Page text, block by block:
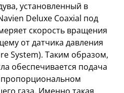
установленный в
Deluxe Coaxial под
скорость вращения
от датчика давления
System). Таким образом,
обеспечивается подача
пропорциональном